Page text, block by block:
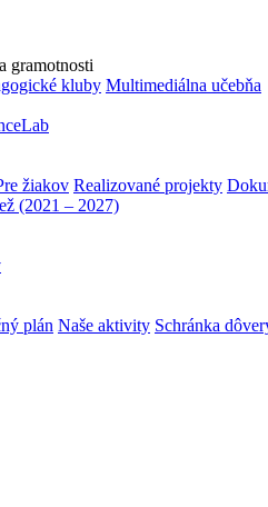
gramotnosti
kluby Multimediálna učebňa
žiakov Realizované projekty
(2021 – 2027)
plán Naše aktivity Schránka